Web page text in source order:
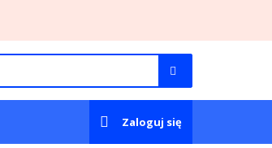
Zaloguj się